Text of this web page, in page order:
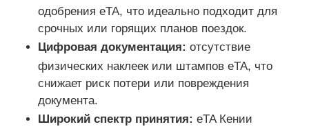
одобрения eTA, что идеально подходит для
срочных или горящих планов поездок.
Цифровая документация: отсутствие
физических наклеек или штампов eTA, что
снижает риск потери или повреждения
документа.
Широкий спектр принятия: eTA Кении